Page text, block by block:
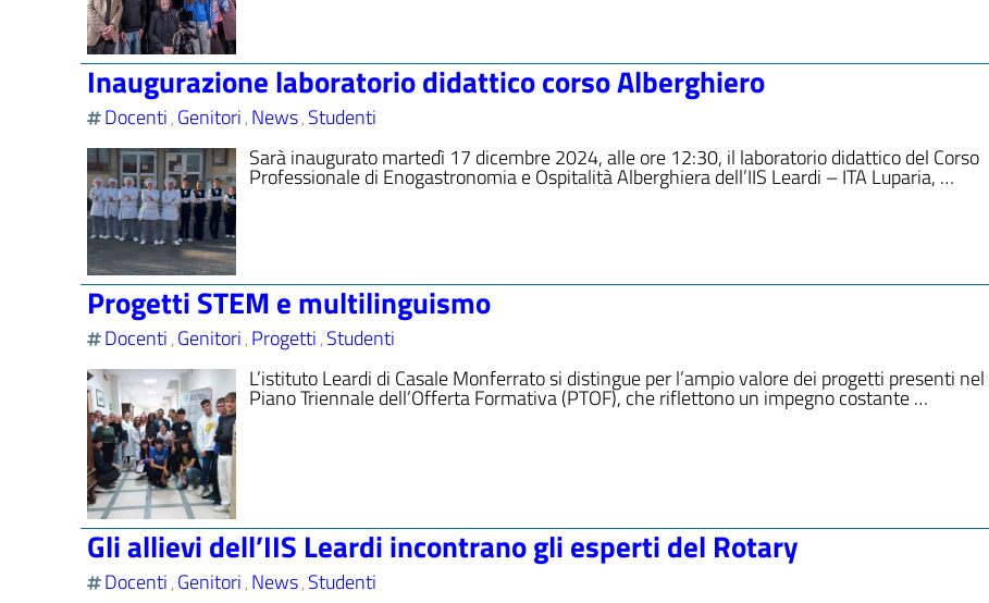
Inaugurazione laboratorio didattico corso Alberghiero
Docenti, Genitori, News, Studenti
Sarà inaugurato martedì 17 dicembre 2024, alle ore 12:30, il laboratorio didattico del Corso
Professionale di Enogastronomia e Ospitalità Alberghiera dell’IIS Leardi – ITA Luparia, …
Progetti STEM e multilinguismo
Docenti, Genitori, Progetti, Studenti
L’istituto Leardi di Casale Monferrato si distingue per l’ampio valore dei progetti presenti
Piano Triennale dell’Offerta Formativa (PTOF), che riflettono un impegno costante …
Gli allievi dell’IIS Leardi incontrano gli esperti del Rotary
Docenti, Genitori, News, Studenti